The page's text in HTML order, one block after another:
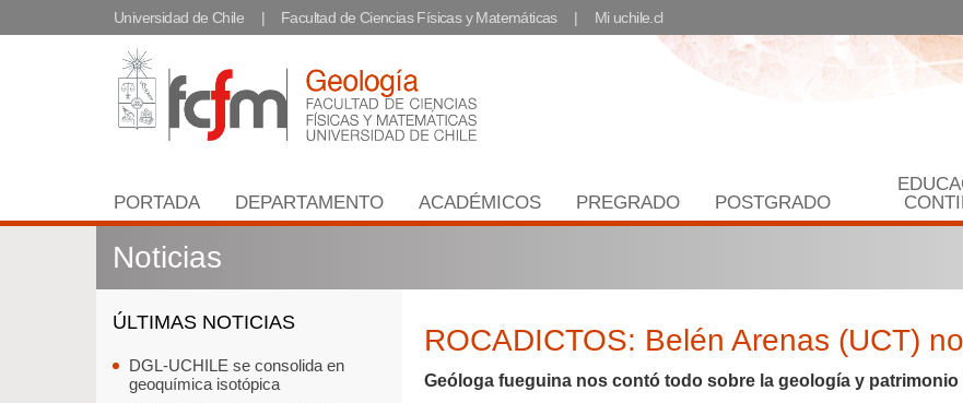
Universidad de Chile Facultad de Ciencias Físicas y Matemáticas Mi uchile.cl
PORTADA DEPARTAMENTO ACADÉMICOS PREGRADO POSTGRADO
Noticias
ÚLTIMAS NOTICIAS
DGL-UCHILE se consolida en
geoquímica isotópica
ROCADICTOS: Belén Arenas (UCT)
Geóloga fueguina nos contó todo sobre la geología y patrimonio